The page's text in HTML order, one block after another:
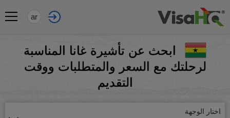
ar
ابحث عن تأشيرة غانا المناسبة
لرحلتك مع السعر والمتطلبات ووقت
التقديم
اختار الوجهة